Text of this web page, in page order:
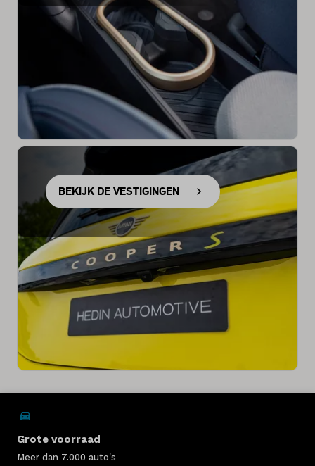
BEKIJK DE VESTIGINGEN
Grote voorraad
Meer dan 7.000 auto's